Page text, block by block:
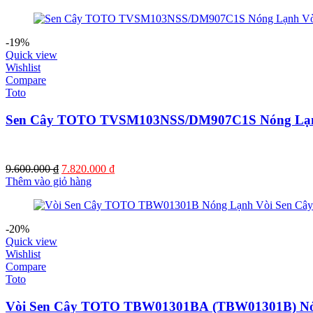
-19%
Quick view
Wishlist
Compare
Toto
Sen Cây TOTO TVSM103NSS/DM907C1S Nóng
9.600.000₫ Giá
gốc
9.600.000 ₫.
7.820.000 ₫Giá
là:
Thêm vào giỏ hàng
-20%
Quick view
Wishlist
Compare
Toto
Vòi Sen Cây TOTO TBW01301BA (TBW01301B)